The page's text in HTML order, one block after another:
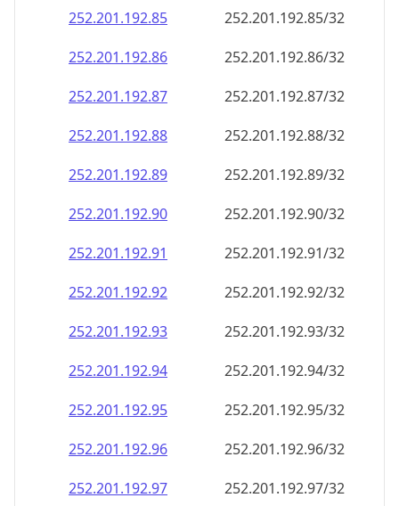
252.201.192.85
252.201.192.85/32
252.201.192.86
252.201.192.86/32
252.201.192.87
252.201.192.87/32
252.201.192.88
252.201.192.88/32
252.201.192.89
252.201.192.89/32
252.201.192.90
252.201.192.90/32
252.201.192.91
252.201.192.91/32
252.201.192.92
252.201.192.92/32
252.201.192.93
252.201.192.93/32
252.201.192.94
252.201.192.94/32
252.201.192.95
252.201.192.95/32
252.201.192.96
252.201.192.96/32
252.201.192.97
252.201.192.97/32